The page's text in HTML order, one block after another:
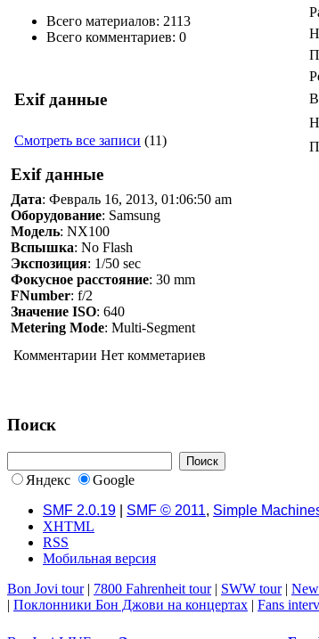
Всего материалов: 2113
Всего комментариев: 0
Exif данные
Смотреть все записи (11)
Exif данные
Дата: Февраль 16, 2013, 01:06:50 am
Оборудование: Samsung
Модель: NX100
Вспышка: No Flash
Экспозиция: 1/50 sec
Фокусное расстояние: 30 mm
FNumber: f/2
Значение ISO: 640
Metering Mode: Multi-Segment
Комментарии Нет комметариев
Поиск
Яндекс
Google
SMF 2.0.19
SMF © 2011, Simple
XHTML
RSS
Мобильная версия
Bon Jovi tour| 7800 Fahrenheit tour| SWW tour|
| Поклонники Бон Джови на концертах | Fans